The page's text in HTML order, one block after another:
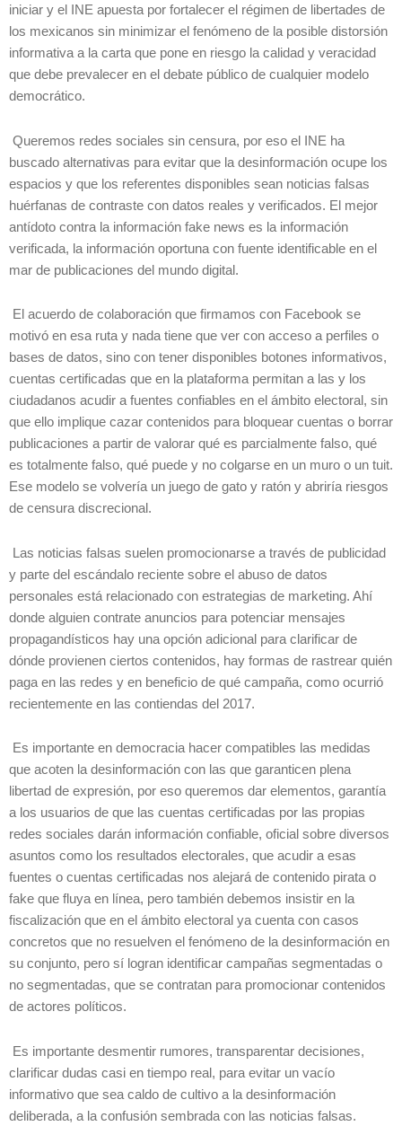
iniciar y el INE apuesta por fortalecer el régimen de libertades de
los mexicanos sin minimizar el fenómeno de la posible distorsión
informativa a la carta que pone en riesgo la calidad y veracidad
que debe prevalecer en el debate público de cualquier modelo
democrático.
Queremos redes sociales sin censura, por eso el INE ha
buscado alternativas para evitar que la desinformación ocupe los
espacios y que los referentes disponibles sean noticias falsas
huérfanas de contraste con datos reales y verificados. El mejor
antídoto contra la información fake news es la información
verificada, la información oportuna con fuente identificable en el
mar de publicaciones del mundo digital.
El acuerdo de colaboración que firmamos con Facebook se
motivó en esa ruta y nada tiene que ver con acceso a perfiles o
bases de datos, sino con tener disponibles botones informativos,
cuentas certificadas que en la plataforma permitan a las y los
ciudadanos acudir a fuentes confiables en el ámbito electoral, sin
que ello implique cazar contenidos para bloquear cuentas o borrar
publicaciones a partir de valorar qué es parcialmente falso, qué
es totalmente falso, qué puede y no colgarse en un muro o un tuit.
Ese modelo se volvería un juego de gato y ratón y abriría riesgos
de censura discrecional.
Las noticias falsas suelen promocionarse a través de publicidad
y parte del escándalo reciente sobre el abuso de datos
personales está relacionado con estrategias de marketing. Ahí
donde alguien contrate anuncios para potenciar mensajes
propagandísticos hay una opción adicional para clarificar de
dónde provienen ciertos contenidos, hay formas de rastrear quién
paga en las redes y en beneficio de qué campaña, como ocurrió
recientemente en las contiendas del 2017.
Es importante en democracia hacer compatibles las medidas
que acoten la desinformación con las que garanticen plena
libertad de expresión, por eso queremos dar elementos, garantía
a los usuarios de que las cuentas certificadas por las propias
redes sociales darán información confiable, oficial sobre diversos
asuntos como los resultados electorales, que acudir a esas
fuentes o cuentas certificadas nos alejará de contenido pirata o
fake que fluya en línea, pero también debemos insistir en la
fiscalización que en el ámbito electoral ya cuenta con casos
concretos que no resuelven el fenómeno de la desinformación en
su conjunto, pero sí logran identificar campañas segmentadas o
no segmentadas, que se contratan para promocionar contenidos
de actores políticos.
Es importante desmentir rumores, transparentar decisiones,
clarificar dudas casi en tiempo real, para evitar un vacío
informativo que sea caldo de cultivo a la desinformación
deliberada, a la confusión sembrada con las noticias falsas.